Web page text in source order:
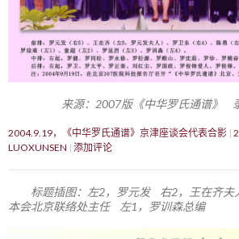
来源：2007版《中华罗氏通谱》
2004.9.19，《中华罗氏通谱》京津座谈会代表合影
LUOXUNSEN 添加评论
标题插图：左2，罗元发 右2，王在齐
本会北京联络处主任 左1，罗训森总编